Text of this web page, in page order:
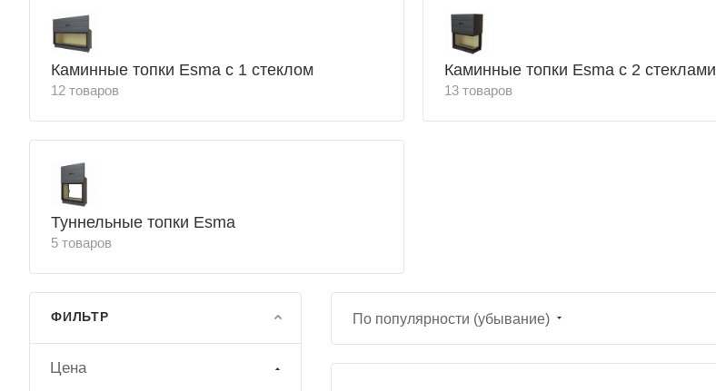
Каминные топки Esma с 1 стеклом
12 товаров
Каминные топки Esma с 2 стеклами
13 товаров
Туннельные топки Esma
5 товаров
По популярности (убывание)
ФИЛЬТР
Цена